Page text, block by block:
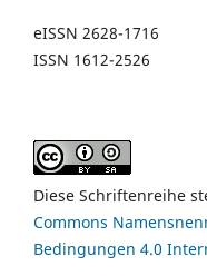
eISSN 2628-1716
ISSN 1612-2526
Diese Schriftenreihe
Commons
Bedingungen 4.0